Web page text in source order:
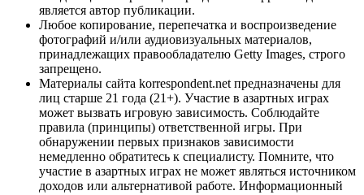
является автор публикации.
Любое копирование, перепечатка и воспроизведение
фотографий и/или аудиовизуальных материалов,
принадлежащих правообладателю Getty Images, строго
запрещено.
Материалы сайта korrespondent.net предназначены для
лиц старше 21 года (21+). Участие в азартных играх
может вызвать игровую зависимость. Соблюдайте
правила (принципы) ответственной игры. При
обнаружении первых признаков зависимости
немедленно обратитесь к специалисту. Помните, что
участие в азартных играх не может являться источником
доходов или альтернативой работе. Информационный